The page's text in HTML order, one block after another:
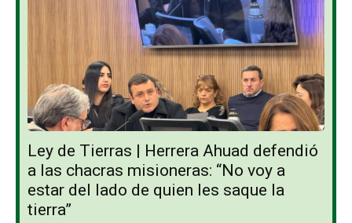
Ley de Tierras | Herrera Ahuad defendió
a las chacras misioneras: “No voy a
estar del lado de quien les saque la
tierra”